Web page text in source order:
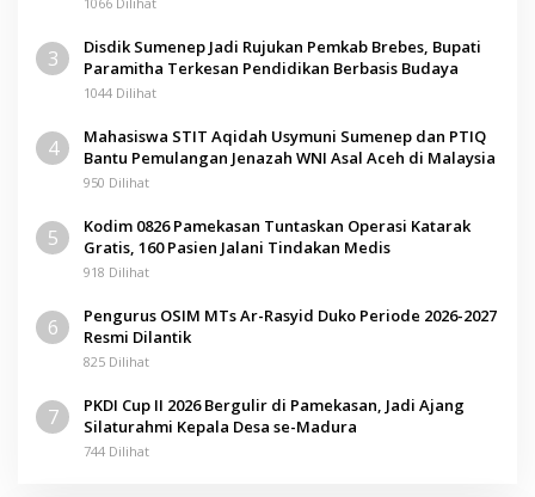
3
Disdik Sumenep Jadi Rujukan Pemkab Brebes, Bupati
Paramitha Terkesan Pendidikan Berbasis Budaya
1044 Dilihat
4
Mahasiswa STIT Aqidah Usymuni Sumenep dan PTIQ
Bantu Pemulangan Jenazah WNI Asal Aceh di Malaysia
950 Dilihat
5
Kodim 0826 Pamekasan Tuntaskan Operasi Katarak
Gratis, 160 Pasien Jalani Tindakan Medis
918 Dilihat
6
Pengurus OSIM MTs Ar-Rasyid Duko Periode 2026-2027
Resmi Dilantik
825 Dilihat
7
PKDI Cup II 2026 Bergulir di Pamekasan, Jadi Ajang
Silaturahmi Kepala Desa se-Madura
744 Dilihat